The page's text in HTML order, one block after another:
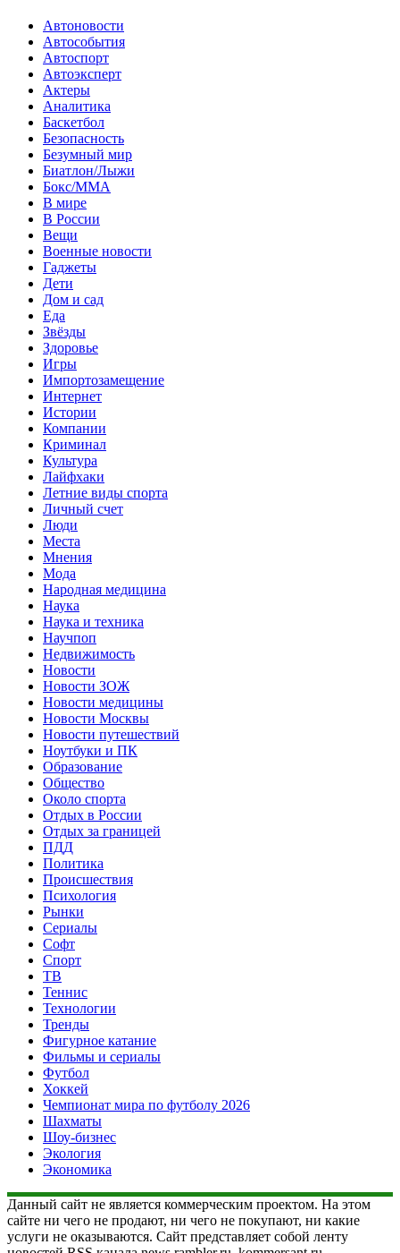
Автоновости
Автособытия
Автоспорт
Автоэксперт
Актеры
Аналитика
Баскетбол
Безопасность
Безумный мир
Биатлон/Лыжи
Бокс/MMA
В мире
В России
Вещи
Военные новости
Гаджеты
Дети
Дом и сад
Еда
Звёзды
Здоровье
Игры
Импортозамещение
Интернет
Истории
Компании
Криминал
Культура
Лайфхаки
Летние виды спорта
Личный счет
Люди
Места
Мнения
Мода
Народная медицина
Наука
Наука и техника
Научпоп
Недвижимость
Новости
Новости ЗОЖ
Новости медицины
Новости Москвы
Новости путешествий
Ноутбуки и ПК
Образование
Общество
Около спорта
Отдых в России
Отдых за границей
ПДД
Политика
Происшествия
Психология
Рынки
Сериалы
Софт
Спорт
ТВ
Теннис
Технологии
Тренды
Фигурное катание
Фильмы и сериалы
Футбол
Хоккей
Чемпионат мира по футболу 2026
Шахматы
Шоу-бизнес
Экология
Экономика
Данный сайт не является коммерческим проектом. На этом
сайте ни чего не продают, ни чего не покупают, ни какие
услуги не оказываются. Сайт представляет собой ленту